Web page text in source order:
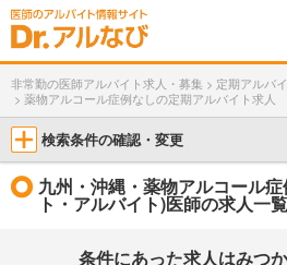
非常勤の医師アルバイト求人・募集 > 定期アルバ
> 薬物アルコール症例なしの定期アルバイト求人
検索条件の確認・変更
九州・沖縄・薬物アルコール
ト・アルバイト)医師の求人一覧
条件にあった求人はみつ